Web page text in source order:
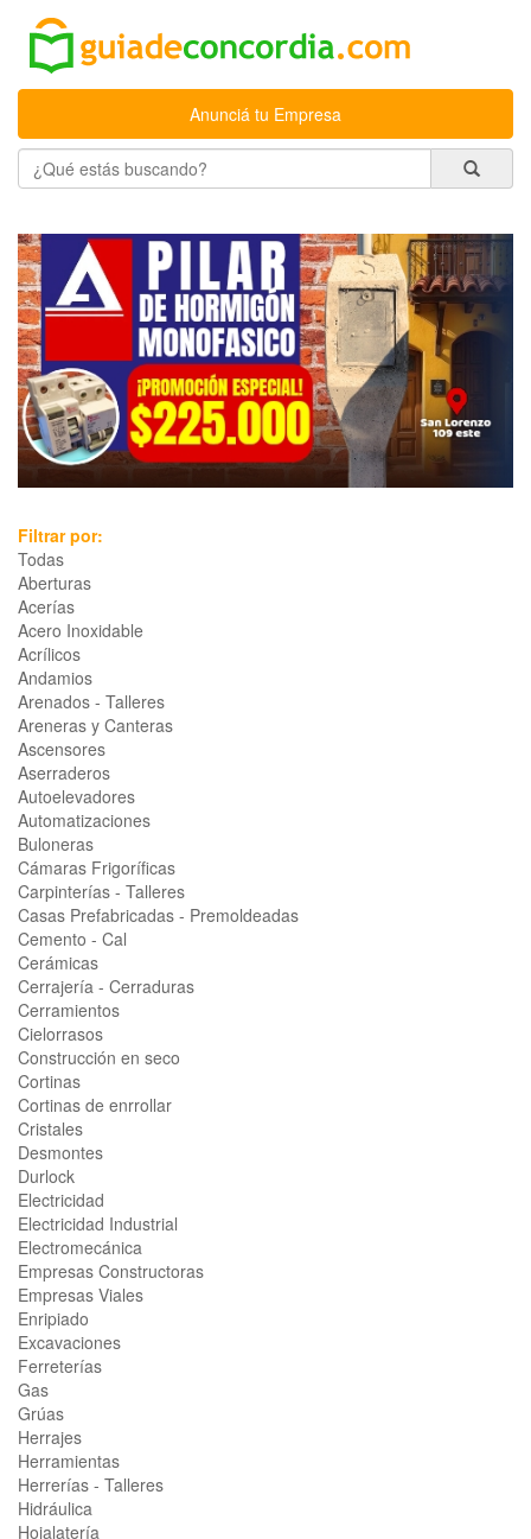
Anunciá tu Empresa
Filtrar por:
Todas
Aberturas
Acerías
Acero Inoxidable
Acrílicos
Andamios
Arenados - Talleres
Areneras y Canteras
Ascensores
Aserraderos
Autoelevadores
Automatizaciones
Buloneras
Cámaras Frigoríficas
Carpinterías - Talleres
Casas Prefabricadas - Premoldeadas
Cemento - Cal
Cerámicas
Cerrajería - Cerraduras
Cerramientos
Cielorrasos
Construcción en seco
Cortinas
Cortinas de enrrollar
Cristales
Desmontes
Durlock
Electricidad
Electricidad Industrial
Electromecánica
Empresas Constructoras
Empresas Viales
Enripiado
Excavaciones
Ferreterías
Gas
Grúas
Herrajes
Herramientas
Herrerías - Talleres
Hidráulica
Hojalatería